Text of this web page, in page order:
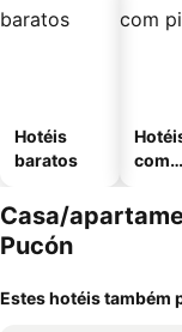
Hotéis
baratos
com
Casa/
Pucón
Estes hotéis também